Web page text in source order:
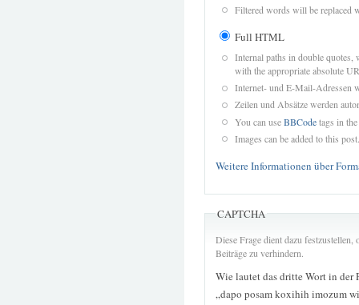
Filtered words will be replaced
Full HTML
Internal paths in double quotes,
with the appropriate absolute
Internet- und E-Mail-Adressen
Zeilen und Absätze werden
You can useBBCodetags in
Images can be added to this post.
Weitere Informationen über
CAPTCHA
Diese Frage dient dazu
Beiträge zu verhindern.
Wie lautet das dritte Wort in der
„dapo posam koxihih imozum